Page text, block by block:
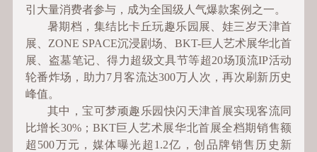
引大量消费者参与，成为全国级人气爆款案例之一。
暑期档，集结比卡丘玩趣乐园展、娃三岁天津首
展、ZONE SPACE沉浸剧场、BKT-巨人艺术展华北首
展、盗墓笔记、得力超级文具节等超20场顶流IP活动
轮番炸场，助力7月客流达300万人次，再次刷新历史
峰值。
其中，宝可梦顽趣乐园快闪天津首展实现客流同
比增长30%；BKT巨人艺术展华北首展全档期销售额
超500万元，媒体曝光超1.2亿，创品牌销售历史新